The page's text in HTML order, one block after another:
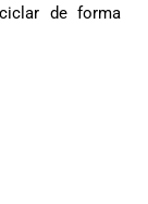
de forma